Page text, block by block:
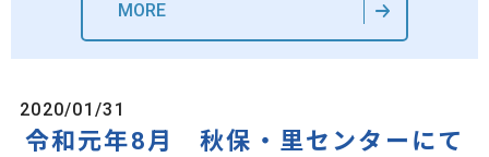
MORE
2020/01/31
令和元年8月 秋保・里センターにて